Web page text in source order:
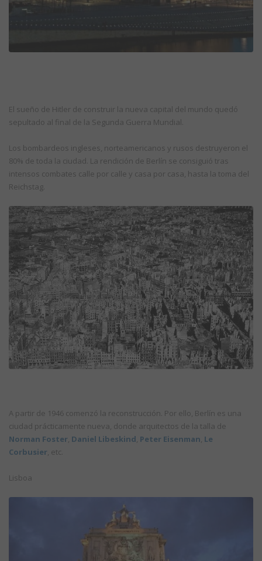
El sueño de Hitler de construir la nueva capital del mundo quedó
sepultado al final de la Segunda Guerra Mundial.
Los bombardeos ingleses, norteamericanos y rusos destruyeron el
80% de toda la ciudad. La rendición de Berlín se consiguió tras
intensos combates calle por calle y casa por casa, hasta la toma del
Reichstag.
A partir de 1946 comenzó la reconstrucción. Por ello, Berlín es una
ciudad prácticamente nueva, donde arquitectos de la talla de
Norman Foster, Daniel Libeskind, Peter Eisenman, Le
Corbusier, etc.
Lisboa